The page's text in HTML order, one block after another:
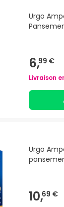
Urgo
6,99 €
Livraison
Urgo
10,69 €